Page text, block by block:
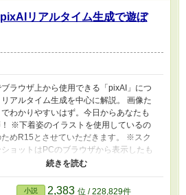
pixAIリアルタイム生成で遊ぼ
ラウザ上から使用できる「pixAI」につ
アルタイム生成を中心に解説。 画像た
でわかりやすいはず。今日からあなたも
※下着姿のイラストを使用しているの
めR15とさせていただきます。 ※スク
ショットはPCのブラウザから表示したも
用しています。スマホからは表示が変わ
知れませんが、基本的には同じです。 ※
ァポリスの仕様上、本文のプロンプトな
小説 2,383 位 / 228,829件